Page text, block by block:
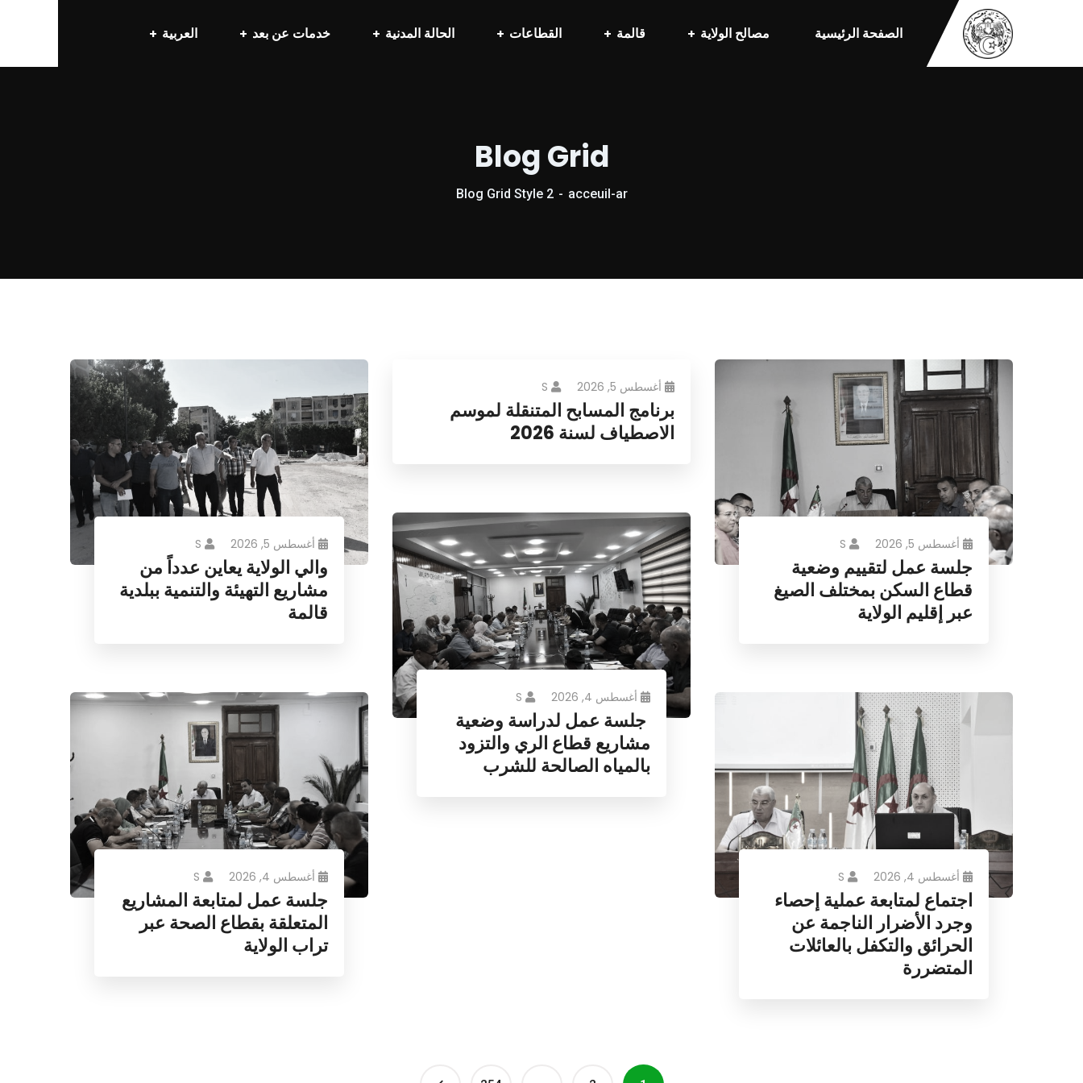
الصفحة الرئيسية مصالح الولاية قالمة القطاعات الحالة المدنية خدمات عن بعد العربية
Blog Grid
acceuil-ar
Blog Grid Style 2
أغسطس 5, 2026 S
والي الولاية يعاين عدداً من
مشاريع التهيئة والتنمية ببلدية
قالمة
أغسطس 5, 2026 S
برنامج المسابح المتنقلة لموسم
الاصطياف لسنة 2026
أغسطس 5, 2026 S
جلسة عمل لتقييم وضعية
قطاع السكن بمختلف الصيغ
عبر إقليم الولاية
أغسطس 4, 2026 S
جلسة عمل لدراسة وضعية
مشاريع قطاع الري والتزود
بالمياه الصالحة للشرب
أغسطس 4, 2026 S
جلسة عمل لمتابعة المشاريع
المتعلقة بقطاع الصحة عبر
تراب الولاية
أغسطس 4, 2026 S
اجتماع لمتابعة عملية إحصاء
وجرد الأضرار الناجمة عن
الحرائق والتكفل بالعائلات
المتضررة